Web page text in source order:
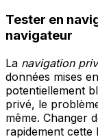
Tester en
navigateur
La navigation
données mises
potentiellement
privé, le
même. Changer
rapidement cette